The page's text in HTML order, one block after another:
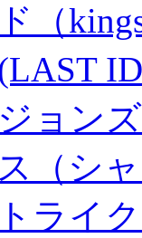
（
ョン
（シ
ライ